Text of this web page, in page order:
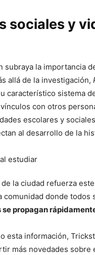
sociales y
subraya la importancia
allá de la investigación,
característico sistema
con otros
escolares y
al desarrollo de la
la ciudad refuerza
comunidad donde todos
se propagan
esta información,
más novedades sobre